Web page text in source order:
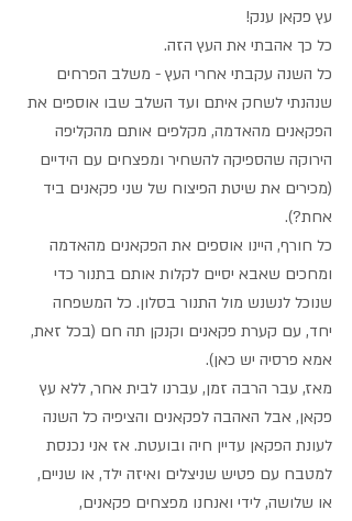
עץ פקאן ענק!
כל כך אהבתי את העץ הזה.
כל השנה עקבתי אחרי העץ - משלב הפרחים
שנהנתי לשחק איתם ועד השלב שבו אוספים את
הפקאנים מהאדמה, מקלפים אותם מהקליפה
הירוקה שהספיקה להשחיר ומפצחים עם הידיים
(מכירים את שיטת הפיצוח של שני פקאנים ביד
אחת?).
כל חורף, היינו אוספים את הפקאנים מהאדמה
ומחכים שאבא יסיים לקלות אותם בתנור כדי
שנוכל לנשנש מול התנור בסלון. כל המשפחה
יחד, עם קערת פקאנים וקנקן תה חם (בכל זאת,
אמא פרסיה יש כאן).
מאז, עבר הרבה זמן, עברנו לבית אחר, ללא עץ
פקאן, אבל האהבה לפקאנים והציפיה כל השנה
לעונת הפקאן עדיין חיה ובועטת. אז אני נכנסת
למטבח עם פטיש שניצלים ואיזה ילד, או שניים,
או שלושה, לידי ואנחנו מפצחים פקאנים,